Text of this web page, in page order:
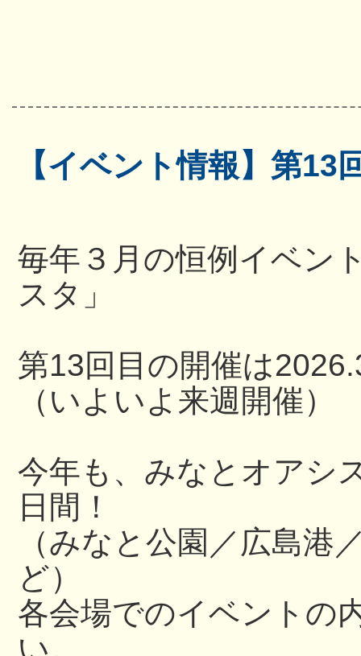
【イベント情報】第
毎年３月の恒例イベン
スタ」
第13回目の開催は
（いよいよ来週開催）
今年も、みなとオアシ
日間！
（みなと公園／広島港
ど）
各会場でのイベントの
い。